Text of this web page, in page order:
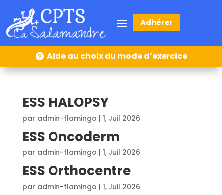
Adhérer
Aide au choix du mode d’exercice
ESS HALOPSY
par admin-flamingo | 1, Juil 2026
ESS Oncoderm
par admin-flamingo | 1, Juil 2026
ESS Orthocentre
par admin-flamingo | 1, Juil 2026